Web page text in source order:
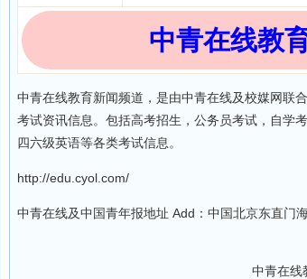
中青在线教
中青在线教育新闻频道，是由中青在线及校媒网联
考试资讯信息。包括高考招生，公务员考试，自学
四六级英语等各类考试信息。
http://edu.cyol.com/
中青在线及中国青年报地址 Add：中国北京东直门
中青在线